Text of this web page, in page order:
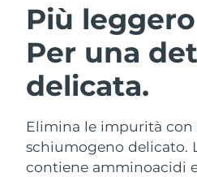
Più
Per una
delicata.
Elimina le impurità
schiumogeno delicato.
contiene amminoacidi